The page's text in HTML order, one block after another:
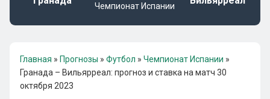
Чемпионат Испании
Главная » Прогнозы » Футбол » Чемпионат Испании »
Гранада – Вильярреал: прогноз и ставка на матч 30
октября 2023